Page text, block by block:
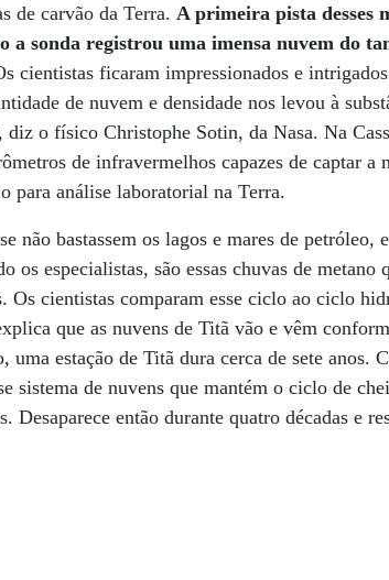
de carvão da Terra. A primeira pista desses
a sonda registrou uma imensa nuvem do
cientistas ficaram impressionados e
de nuvem e densidade nos levou à
diz o físico Christophe Sotin, da Nasa. Na
de infravermelhos capazes de captar
para análise laboratorial na Terra.
não bastassem os lagos e mares de
os especialistas, são essas chuvas de
Os cientistas comparam esse ciclo ao ciclo
que as nuvens de Titã vão e vêm
uma estação de Titã dura cerca de sete anos.
sistema de nuvens que mantém o ciclo de
Desaparece então durante quatro décadas e